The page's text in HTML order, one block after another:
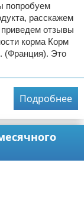
попробуем
расскажем
приведем отзывы
корма Корм
(Франция). Это
Подробнее